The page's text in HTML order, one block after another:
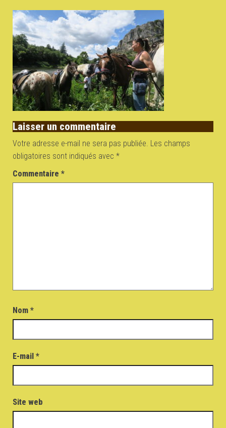
Laisser un commentaire
Votre adresse e-mail ne sera pas publiée. Les champs
obligatoires sont indiqués avec *
Commentaire *
Nom *
E-mail *
Site web